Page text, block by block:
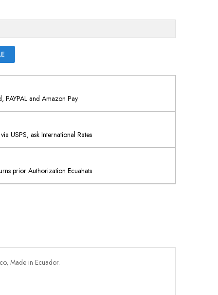
PAYPAL and Amazon Pay
USPS, ask International Rates
prior Authorization Ecuahats
Made in Ecuador.